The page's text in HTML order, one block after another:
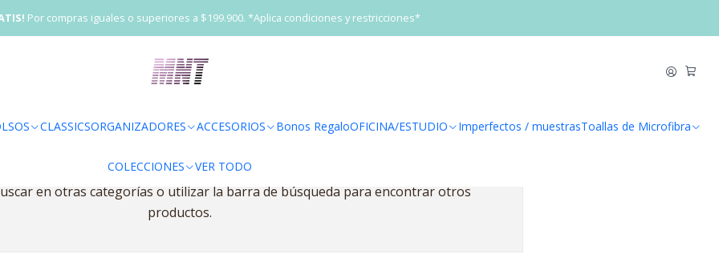
CLASSICSORGANIZADORES ACCESORIOS Bonos RegaloOFICINA/ESTUDIO Imperfectos / muestrasToallas de Microfibra
COLECCIONES VER TODO
Por compras iguales o superiores a $199.900. *Aplica condiciones y restricciones*
Inicio OFICINA/ESTUDIO Loncheras Lonchera Doble Mini
Lonchera Doble Mini
Todavía no hay productos disponibles aquí
en otras categorías o utilizar la barra de búsqueda para encontrar otros
productos.